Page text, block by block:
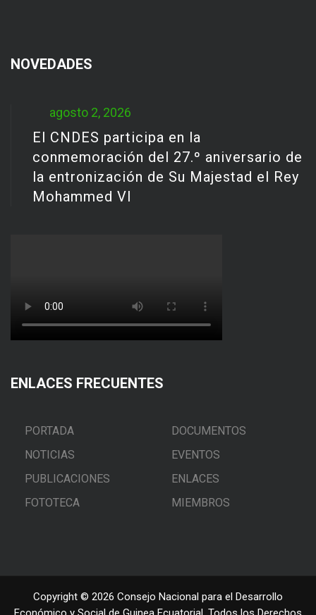
NOVEDADES
agosto 2, 2026
El CNDES participa en la
conmemoración del 27.º aniversario de
la entronización de Su Majestad el Rey
Mohammed VI
ENLACES FRECUENTES
PORTADA
DOCUMENTOS
NOTICIAS
EVENTOS
PUBLICACIONES
ENLACES
FOTOTECA
MIEMBROS
Copyright © 2026 Consejo Nacional para el Desarrollo